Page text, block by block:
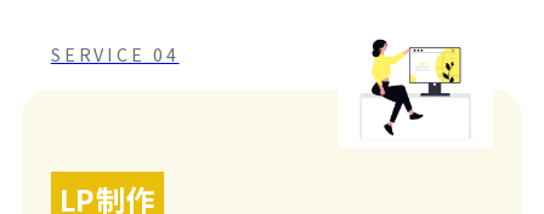
SERVICE 04
LP制作